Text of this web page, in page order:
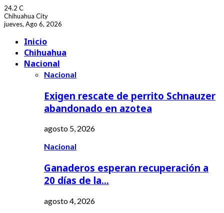
24.2 C
Chihuahua City
jueves, Ago 6, 2026
Inicio
Chihuahua
Nacional
Nacional
Exigen rescate de perrito Schnauzer
abandonado en azotea
agosto 5, 2026
Nacional
Ganaderos esperan recuperación a
20 días de la…
agosto 4, 2026